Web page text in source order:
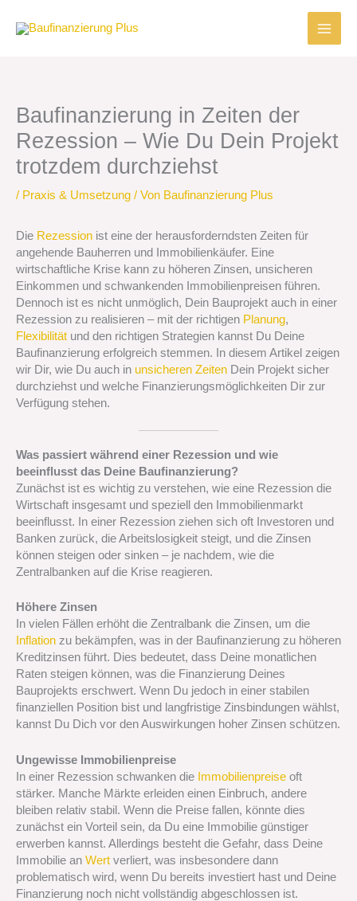
Inhalt
Baufinanzierung in Zeiten der
Rezession – Wie Du Dein Projekt
trotzdem durchziehst
/ Praxis & Umsetzung / Von Baufinanzierung Plus
Die Rezession ist eine der herausforderndsten Zeiten für
angehende Bauherren und Immobilienkäufer. Eine
wirtschaftliche Krise kann zu höheren Zinsen, unsicheren
Einkommen und schwankenden Immobilienpreisen führen.
Dennoch ist es nicht unmöglich, Dein Bauprojekt auch in einer
Rezession zu realisieren – mit der richtigen Planung,
Flexibilität und den richtigen Strategien kannst Du Deine
Baufinanzierung erfolgreich stemmen. In diesem Artikel zeigen
wir Dir, wie Du auch in unsicheren Zeiten Dein Projekt sicher
durchziehst und welche Finanzierungsmöglichkeiten Dir zur
Verfügung stehen.
Was passiert während einer Rezession und wie
beeinflusst das Deine Baufinanzierung?
Zunächst ist es wichtig zu verstehen, wie eine Rezession die
Wirtschaft insgesamt und speziell den Immobilienmarkt
beeinflusst. In einer Rezession ziehen sich oft Investoren und
Banken zurück, die Arbeitslosigkeit steigt, und die Zinsen
können steigen oder sinken – je nachdem, wie die
Zentralbanken auf die Krise reagieren.
Höhere Zinsen
In vielen Fällen erhöht die Zentralbank die Zinsen, um die
Inflation zu bekämpfen, was in der Baufinanzierung zu höheren
Kreditzinsen führt. Dies bedeutet, dass Deine monatlichen
Raten steigen können, was die Finanzierung Deines
Bauprojekts erschwert. Wenn Du jedoch in einer stabilen
finanziellen Position bist und langfristige Zinsbindungen wählst,
kannst Du Dich vor den Auswirkungen hoher Zinsen schützen.
Ungewisse Immobilienpreise
In einer Rezession schwanken die Immobilienpreise oft
stärker. Manche Märkte erleiden einen Einbruch, andere
bleiben relativ stabil. Wenn die Preise fallen, könnte dies
zunächst ein Vorteil sein, da Du eine Immobilie günstiger
erwerben kannst. Allerdings besteht die Gefahr, dass Deine
Immobilie an Wert verliert, was insbesondere dann
problematisch wird, wenn Du bereits investiert hast und Deine
Finanzierung noch nicht vollständig abgeschlossen ist.